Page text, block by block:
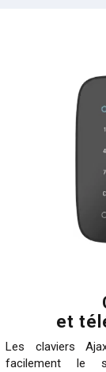
et
Les claviers
facilement le